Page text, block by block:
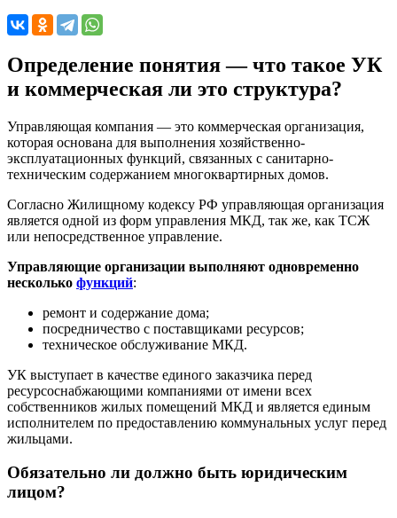
Определение понятия — что такое УК
и коммерческая ли это структура?
Управляющая компания — это коммерческая организация,
которая основана для выполнения хозяйственно-
эксплуатационных функций, связанных с санитарно-
техническим содержанием многоквартирных домов.
Согласно Жилищному кодексу РФ управляющая организация
является одной из форм управления МКД, так же, как ТСЖ
или непосредственное управление.
Управляющие организации выполняют одновременно
несколько функций:
ремонт и содержание дома;
посредничество с поставщиками ресурсов;
техническое обслуживание МКД.
УК выступает в качестве единого заказчика перед
ресурсоснабжающими компаниями от имени всех
собственников жилых помещений МКД и является единым
исполнителем по предоставлению коммунальных услуг перед
жильцами.
Обязательно ли должно быть юридическим
лицом?